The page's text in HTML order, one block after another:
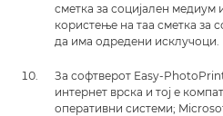
сметка за социјален медиум
користење на таа сметка за
да има одредени исклучоци.
За софтверот Easy-
интернет врска и тој е
оперативни системи;